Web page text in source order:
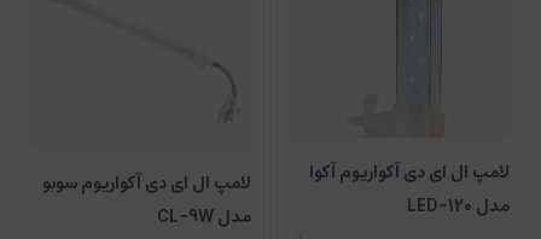
لامپ ال ای دی آکواریوم آکوا
مدل LED-120
لامپ ال ای دی آکواریوم سوبو
مدل CL-9W